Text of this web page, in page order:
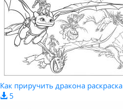
Как приручить дракона раскраска
5